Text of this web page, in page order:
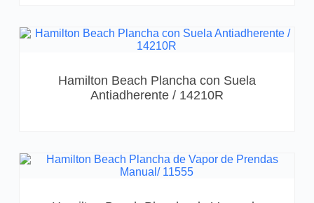
Hamilton Beach Plancha con Suela
Antiadherente / 14210R